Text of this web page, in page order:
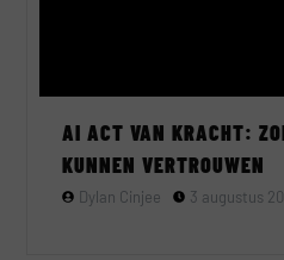
AI ACT VAN KRACHT:
KUNNEN VERTROUWEN
Dylan Cinjee 3 augustus